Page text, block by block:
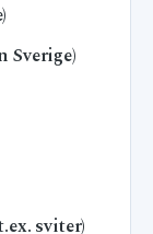
Sverige)
sviter)